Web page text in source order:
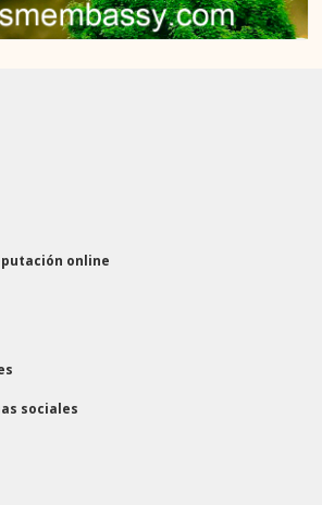
online
sociales